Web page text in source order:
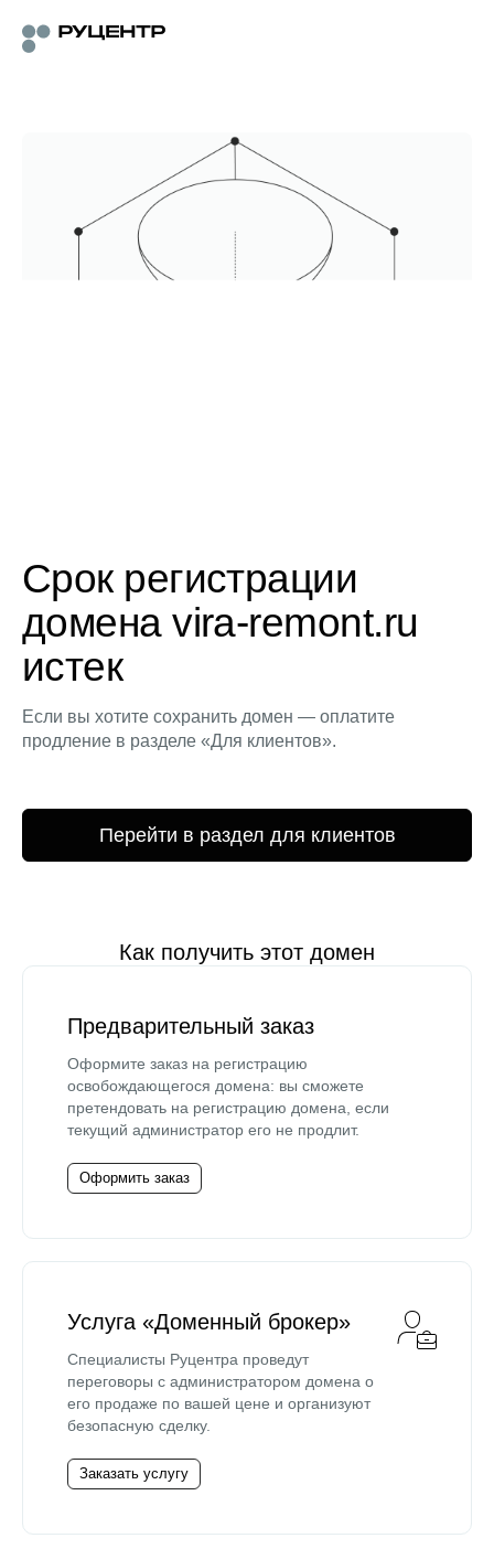
Срок регистрации
домена vira-remont.ru
истек
Если вы хотите сохранить домен — оплатите
продление в разделе «Для клиентов».
Перейти в раздел для клиентов
Как получить этот домен
Предварительный заказ
Оформите заказ на регистрацию
освобождающегося домена: вы сможете
претендовать на регистрацию домена, если
текущий администратор его не продлит.
Оформить заказ
Услуга «Доменный брокер»
Специалисты Руцентра проведут
переговоры с администратором домена о
его продаже по вашей цене и организуют
безопасную сделку.
Заказать услугу